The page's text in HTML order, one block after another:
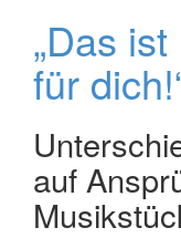
einfachen
Geschmack:
Ich
bin
mit
dem
Besten
zufrieden“
„Das
für
auf